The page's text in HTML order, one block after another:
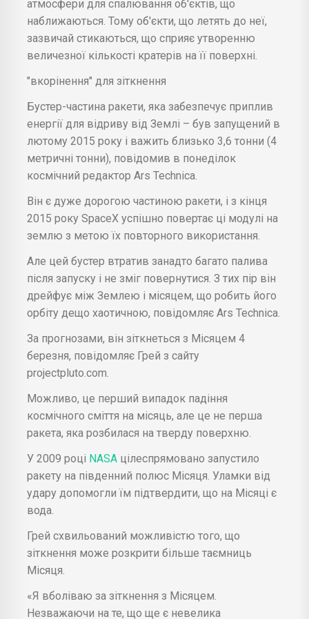
атмосфери для спалювання об'єктів, що
наближаються. Тому об'єкти, що летять до неї,
зазвичай стикаються, що сприяє утворенню
величезної кількості кратерів на її поверхні.
"вкорінення" для зіткнення
Бустер-частина ракети, яка забезпечує приплив
енергії для відриву від Землі – був запущений в
лютому 2015 року і важить близько 3,6 тонни (4
метричні тонни), повідомив в понеділок
космічний редактор Ars Technica.
Він є дуже дорогою частиною ракети, і з кінця
2015 року SpaceX успішно повертає ці модулі на
землю з метою їх повторного використання.
Але цей бустер втратив занадто багато палива
після запуску і не зміг повернутися. З тих пір він
дрейфує між Землею і місяцем, що робить його
орбіту дещо хаотичною, повідомляє Ars Technica.
За прогнозами, він зіткнеться з Місяцем 4
березня, повідомляє Грей з сайту
projectpluto.com.
Можливо, це перший випадок падіння
космічного сміття на місяць, але це не перша
ракета, яка розбилася на тверду поверхню.
У 2009 році NASA цілеспрямовано запустило
ракету на південний полюс Місяця. Уламки від
удару допомогли їм підтвердити, що на Місяці є
вода.
Грей схвильований можливістю того, що
зіткнення може розкрити більше таємниць
Місяця.
«Я вболіваю за зіткнення з Місяцем.
Незважаючи на те, що ще є невелика